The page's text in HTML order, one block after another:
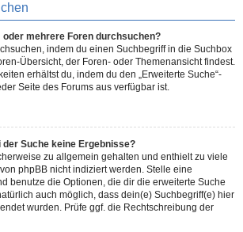
oder mehrere Foren durchsuchen?
indem du einen Suchbegriff in die Suchbox
Übersicht, der Foren- oder Themenansicht findest.
erhältst du, indem du den „Erweiterte Suche“-
Seite des Forums aus verfügbar ist.
Suche keine Ergebnisse?
zu allgemein gehalten und enthielt zu viele
phpBB nicht indiziert werden. Stelle eine
benutze die Optionen, die dir die erweiterte Suche
auch möglich, dass dein(e) Suchbegriff(e) hier
wurden. Prüfe ggf. die Rechtschreibung der